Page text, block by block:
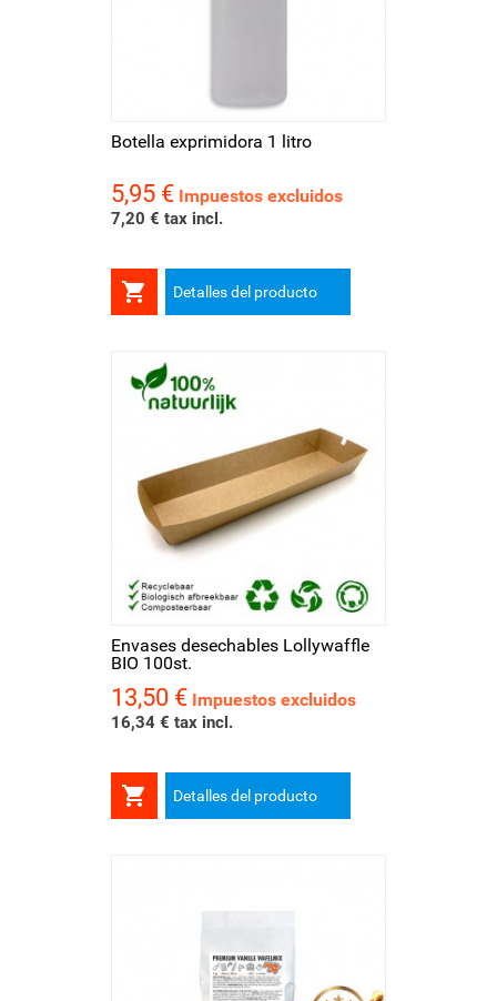
Botella exprimidora 1 litro
Precio
5,95 € Impuestos excluidos
7,20 € tax incl.
 Detalles del producto
Envases desechables Lollywaffle
BIO 100st.
Precio
13,50 € Impuestos excluidos
16,34 € tax incl.
 Detalles del producto